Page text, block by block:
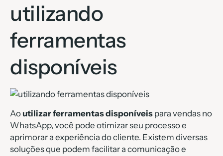
utilizando
ferramentas
disponíveis
Ao utilizar ferramentas disponíveis para vendas no
WhatsApp, você pode otimizar seu processo e
aprimorar a experiência do cliente. Existem diversas
soluções que podem facilitar a comunicação e